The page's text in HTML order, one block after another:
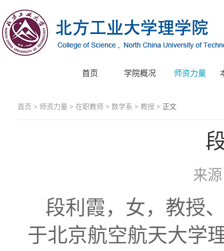
首页 学院概况 师资力量
首页 > 师资力量 > 在职教师 > 数学系 > 教授 > 正文
来
段利霞，女，教授
于北京航空航天大学